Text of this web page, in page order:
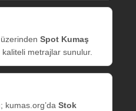
Spot Kumaş
metrajlar sunulur.
kumas.org’da Stok